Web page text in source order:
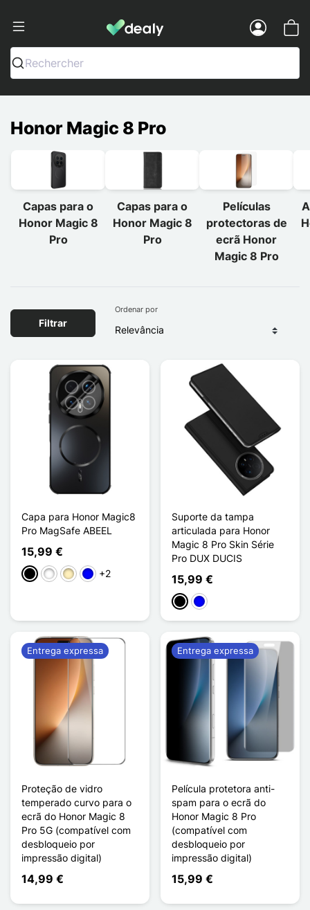
Dealy - Capas e acessórios para
Rechercher
Honor Magic 8 Pro
Capas para o
Honor Magic 8
Pro
Capas para o
Honor Magic 8
Pro
Películas
protectoras de
ecrã Honor
Magic 8 Pro
Filtrar
Ordenar por
Capa para Honor Magic8
Pro MagSafe ABEEL
15,99 €
PretoBrancoOuroAzul+2
Suporte da tampa
articulada para Honor
Magic 8 Pro Skin Série
Pro DUX DUCIS
15,99 €
PretoAzul
Proteção de vidro
temperado curvo para o
ecrã do Honor Magic 8
Pro 5G (compatível com
desbloqueio por
impressão digital)
14,99 €
Entrega expressa
Película protetora anti-
spam para o ecrã do
Honor Magic 8 Pro
(compatível com
desbloqueio por
impressão digital)
15,99 €
Entrega expressa